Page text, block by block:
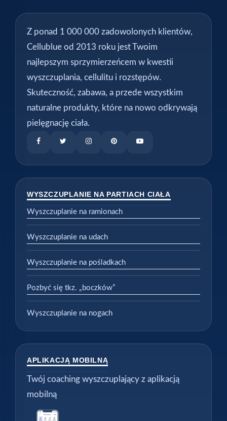
Z ponad 1 000 000 zadowolonych klientów,
Cellublue od 2013 roku jest Twoim
najlepszym sprzymierzeńcem w kwestii
wyszczuplania, cellulitu i rozstępów.
Skuteczność, zabawa, a przede wszystkim
naturalne produkty, które na nowo odkrywają
pielęgnację ciała.
WYSZCZUPLANIE NA PARTIACH CIAŁA
Wyszczuplanie na ramionach
Wyszczuplanie na udach
Wyszczuplanie na pośladkach
Pozbyć się tkz. „boczków”
Wyszczuplanie na nogach
APLIKACJĄ MOBILNĄ
Twój coaching wyszczuplający z aplikacją
mobilną